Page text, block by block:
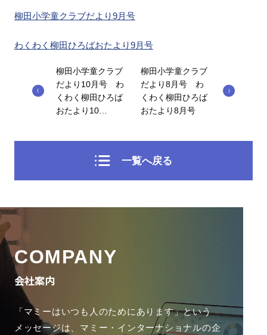
柳田小学童クラブだより9月号
わくわく柳田ひろばおたより9月号
柳田小学童クラブ
だより10月号 わ
くわく柳田ひろば
おたより10…
柳田小学童クラブ
だより8月号 わ
くわく柳田ひろば
おたより8月号
一覧へ戻る
COMPANY
会社案内
「マミーはいつも人のためにあります」という
メッセージは、 マミー・インターナショナルの企